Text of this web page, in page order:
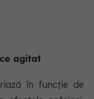
agitat
în funcție de